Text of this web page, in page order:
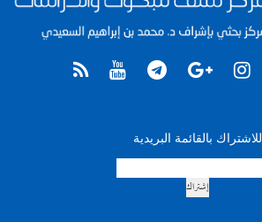
للاشتراك بالقائمة البريدية